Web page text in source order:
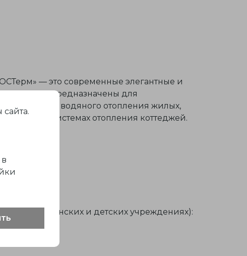
— это современные элегантные и
предназначены для
водяного отопления жилых,
а также в системах отопления коттеджей.
в медицинских и детских учреждениях):